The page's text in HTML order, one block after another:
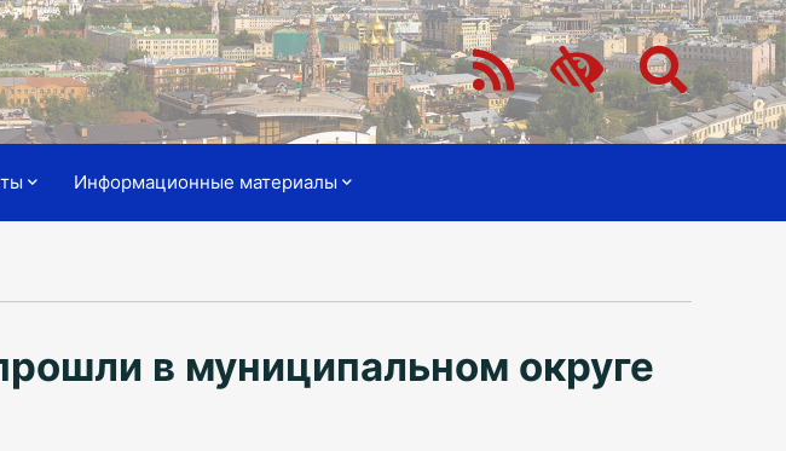
Информационные материалы
в муниципальном округе